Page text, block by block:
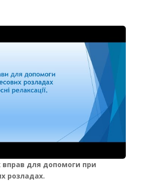
вправ для допомоги при
розладах.